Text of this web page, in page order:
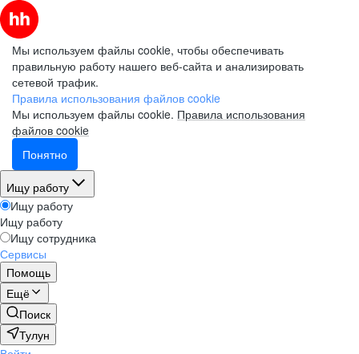
Мы используем файлы cookie, чтобы обеспечивать
правильную работу нашего веб-сайта и анализировать
сетевой трафик.
Правила использования файлов cookie
Мы используем файлы cookie. Правила использования
файлов cookie
Понятно
Ищу работу
Ищу работу
Ищу работу
Ищу сотрудника
Сервисы
Помощь
Ещё
Поиск
Тулун